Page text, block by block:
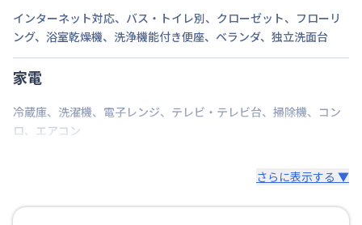
インターネット対応、 バス・トイレ別、 クローゼット、 フローリ
ング、 浴室乾燥機、 洗浄機能付き便座、 ベランダ、 独立洗面台
家電
冷蔵庫、 洗濯機、 電子レンジ、 テレビ・テレビ台、 掃除機、 コン
ロ、 エアコン
さらに表示する ▼